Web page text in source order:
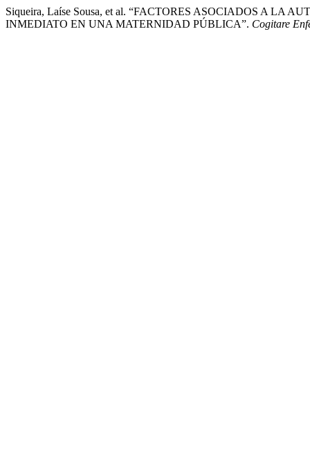
Siqueira, Laíse Sousa, et al. “FACTORES ASOCIADOS A LA
INMEDIATO EN UNA MATERNIDAD PÚBLICA”. Cogitare